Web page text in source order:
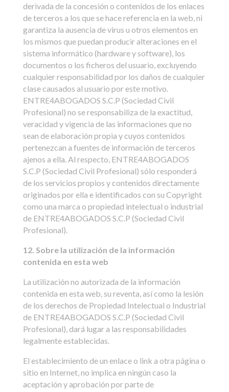
derivada de la concesión o contenidos de los enlaces
de terceros a los que se hace referencia en la web, ni
garantiza la ausencia de virus u otros elementos en
los mismos que puedan producir alteraciones en el
sistema informático (hardware y software), los
documentos o los ficheros del usuario, excluyendo
cualquier responsabilidad por los daños de cualquier
clase causados al usuario por este motivo.
ENTRE4ABOGADOS S.C.P (Sociedad Civil
Profesional) no se responsabiliza de la exactitud,
veracidad y vigencia de las informaciones que no
sean de elaboración propia y cuyos contenidos
pertenezcan a fuentes de información de terceros
ajenos a ella. Al respecto, ENTRE4ABOGADOS
S.C.P (Sociedad Civil Profesional) sólo responderá
de los servicios propios y contenidos directamente
originados por ella e identificados con su Copyright
como una marca o propiedad intelectual o industrial
de ENTRE4ABOGADOS S.C.P (Sociedad Civil
Profesional).
12. Sobre la utilización de la información
contenida en esta web
La utilización no autorizada de la información
contenida en esta web, su reventa, así como la lesión
de los derechos de Propiedad Intelectual o Industrial
de ENTRE4ABOGADOS S.C.P (Sociedad Civil
Profesional), dará lugar a las responsabilidades
legalmente establecidas.
El establecimiento de un enlace o link a otra página o
sitio en Internet, no implica en ningún caso la
aceptación y aprobación por parte de